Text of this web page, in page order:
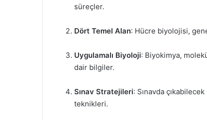
süreçler.
Dört Temel Alan: Hücre biyolojisi,
Uygulamalı Biyoloji: Biyokimya,
dair bilgiler.
Sınav Stratejileri: Sınavda
teknikleri.